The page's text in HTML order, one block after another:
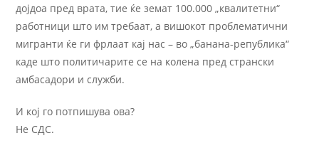
дојдоа пред врата, тие ќе земат 100.000 „квалитетни“
работници што им требаат, а вишокот проблематични
мигранти ќе ги фрлаат кај нас – во „банана-република“
каде што политичарите се на колена пред странски
амбасадори и служби.
И кој го потпишува ова?
Не СДС.